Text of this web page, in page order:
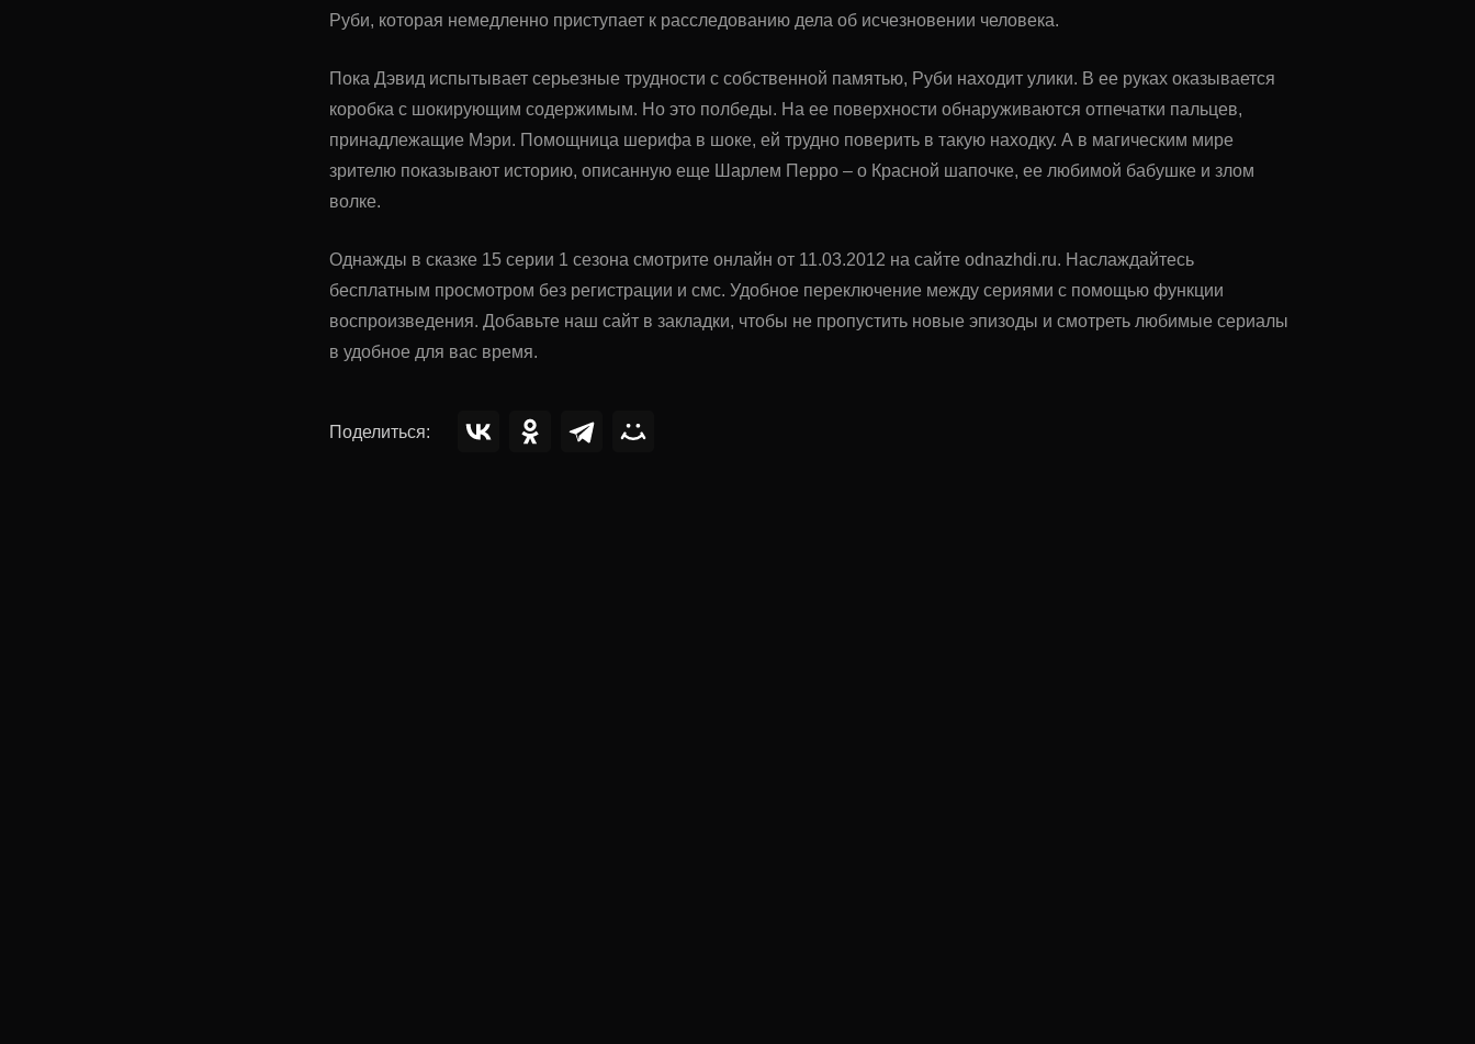
Руби, которая немедленно приступает к расследованию дела об исчезновении человека.
Пока Дэвид испытывает серьезные трудности с собственной памятью, Руби находит улики. В ее руках оказывается
коробка с шокирующим содержимым. Но это полбеды. На ее поверхности обнаруживаются отпечатки пальцев,
принадлежащие Мэри. Помощница шерифа в шоке, ей трудно поверить в такую находку. А в магическим мире
зрителю показывают историю, описанную еще Шарлем Перро – о Красной шапочке, ее любимой бабушке и злом
волке.
Однажды в сказке 15 серии 1 сезона смотрите онлайн от 11.03.2012 на сайте odnazhdi.ru. Наслаждайтесь
бесплатным просмотром без регистрации и смс. Удобное переключение между сериями с помощью функции
воспроизведения. Добавьте наш сайт в закладки, чтобы не пропустить новые эпизоды и смотреть любимые сериалы
в удобное для вас время.
Поделиться: